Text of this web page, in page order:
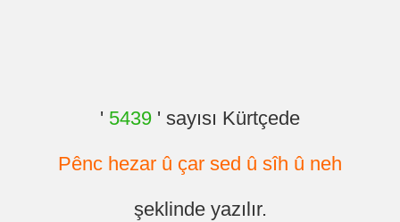
' 5439 ' sayısı Kürtçede
Pênc hezar û çar sed û sîh û neh
şeklinde yazılır.